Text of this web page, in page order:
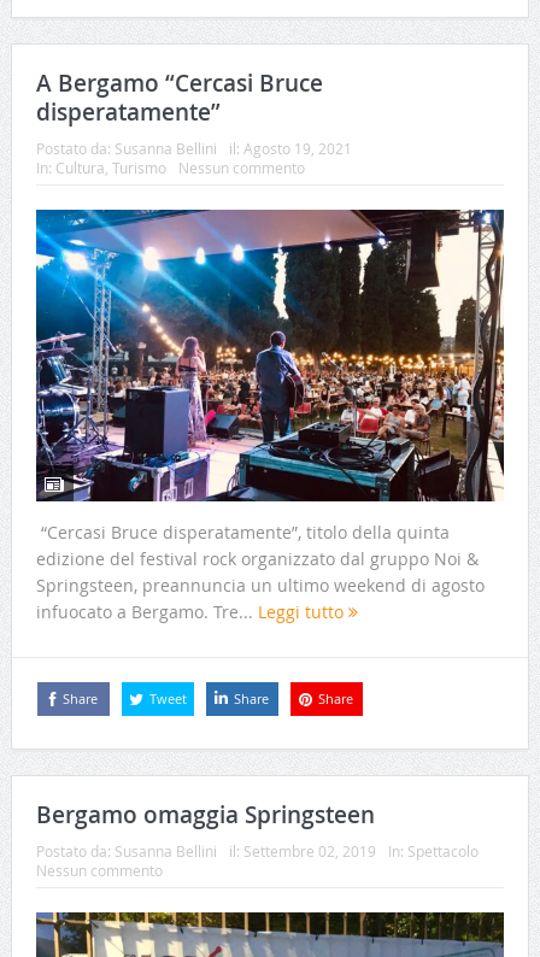
A Bergamo “Cercasi Bruce
disperatamente”
Postato da: Susanna Bellini il: Agosto 19, 2021
In: Cultura, Turismo Nessun commento
“Cercasi Bruce disperatamente”, titolo della quinta
edizione del festival rock organizzato dal gruppo Noi &
Springsteen, preannuncia un ultimo weekend di agosto
infuocato a Bergamo. Tre... Leggi tutto
Share Tweet Share Share
Bergamo omaggia Springsteen
Postato da: Susanna Bellini il: Settembre 02, 2019 In: Spettacolo
Nessun commento